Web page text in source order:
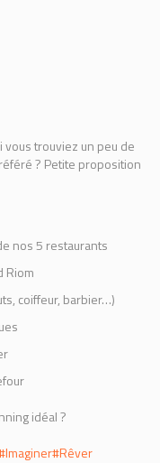
vous trouviez un peu de
? Petite proposition
nos 5 restaurants
Riom
coiffeur, barbier…)
idéal ?
#Rêver